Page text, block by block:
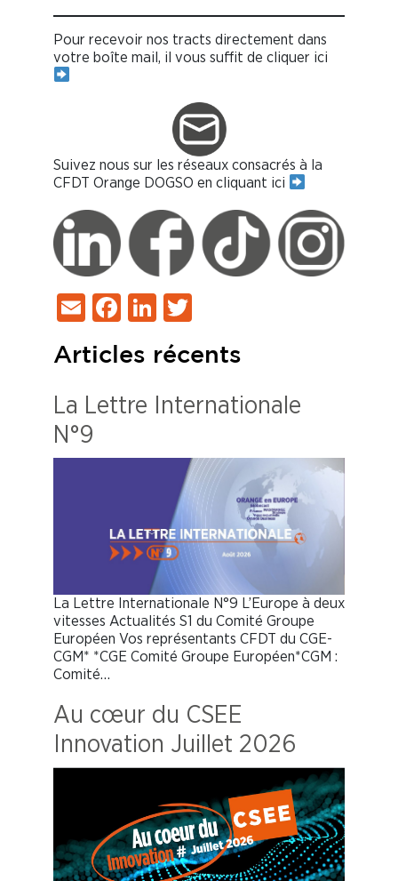
Pour recevoir nos tracts directement dans
votre boîte mail, il vous suffit de cliquer ici
Suivez nous sur les réseaux consacrés à la
CFDT Orange DOGSO en cliquant ici
EmailFacebook
LinkedIn
Articles récents
La Lettre Internationale
N°9
La Lettre Internationale N°9 L’Europe à deux
vitesses Actualités S1 du Comité Groupe
Européen Vos représentants CFDT du CGE-
CGM* *CGE Comité Groupe Européen*CGM :
Comité…
Au cœur du CSEE
Innovation Juillet 2026